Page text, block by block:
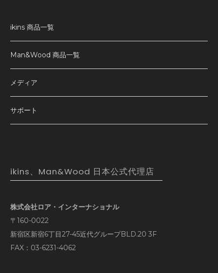
ikins 商品一覧
Man&Wood 商品一覧
メディア
サポート
ikins、Man&Wood 日本公式代理店
株式会社ロア・インターナショナル
〒160-0022
新宿区新宿6丁目27-45近代グループBLD.20 3F
FAX：03-6231-4062